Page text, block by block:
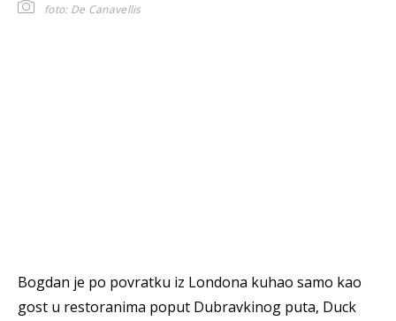
foto: De Canavellis
Bogdan je po povratku iz Londona kuhao samo kao
gost u restoranima poput Dubravkinog puta, Duck